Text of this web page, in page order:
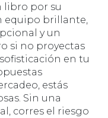
libro por su
equipo brillante,
y un
si no proyectas
en tu
estás
Sin una
corres el riesgo